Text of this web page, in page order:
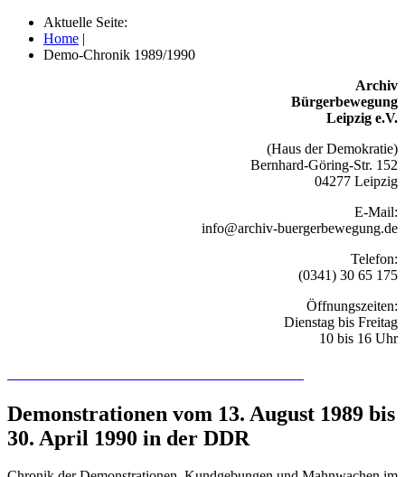
Aktuelle Seite:
Home |
Demo-Chronik 1989/1990
Archiv
Bürgerbewegung
Leipzig e.V.
(Haus der Demokratie)
Bernhard-Göring-Str. 152
04277 Leipzig
E-Mail:
info@archiv-buergerbewegung.de
Telefon:
(0341) 30 65 175
Öffnungszeiten:
Dienstag bis Freitag
10 bis 16 Uhr
Demonstrationen vom 13. August 1989 bis
30. April 1990 in der DDR